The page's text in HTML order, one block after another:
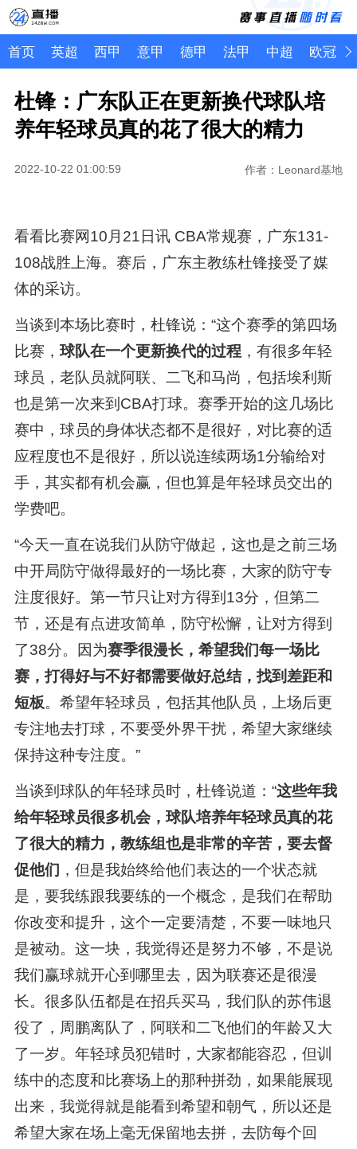
首页 英超 西甲 意甲 德甲 法甲 中超 欧冠
杜锋：广东队正在更新换代球队培
养年轻球员真的花了很大的精力
2022-10-22 01:00:59 作者：Leonard基地
看看比赛网10月21日讯 CBA常规赛，广东131-
108战胜上海。赛后，广东主教练杜锋接受了媒
体的采访。
当谈到本场比赛时，杜锋说：“这个赛季的第四场
比赛， 球队在一个更新换代的过程，有很多年轻
球员，老队员就阿联、二飞和马尚，包括埃利斯
也是第一次来到CBA打球。赛季开始的这几场比
赛中，球员的身体状态都不是很好，对比赛的适
应程度也不是很好，所以说连续两场1分输给对
手，其实都有机会赢，但也算是年轻球员交出的
学费吧。
“今天一直在说我们从防守做起，这也是之前三场
中开局防守做得最好的一场比赛，大家的防守专
注度很好。第一节只让对方得到13分，但第二
节，还是有点进攻简单，防守松懈，让对方得到
了38分。因为赛季很漫长，希望我们每一场比
赛，打得好与不好都需要做好总结，找到差距和
短板。希望年轻球员，包括其他队员，上场后更
专注地去打球，不要受外界干扰，希望大家继续
保持这种专注度。”
当谈到球队的年轻球员时，杜锋说道：“这些年我
给年轻球员很多机会，球队培养年轻球员真的花
了很大的精力，教练组也是非常的辛苦，要去督
促他们 ，但是我始终给他们表达的一个状态就
是，要我练跟我要练的一个概念，是我们在帮助
你改变和提升，这个一定要清楚，不要一味地只
是被动。这一块，我觉得还是努力不够，不是说
我们赢球就开心到哪里去，因为联赛还是很漫
长。很多队伍都是在招兵买马，我们队的苏伟退
役了，周鹏离队了，阿联和二飞他们的年龄又大
了一岁。年轻球员犯错时，大家都能容忍，但训
练中的态度和比赛场上的那种拼劲，如果能展现
出来，我觉得就是能看到希望和朝气，所以还是
希望大家在场上毫无保留地去拼，去防每个回